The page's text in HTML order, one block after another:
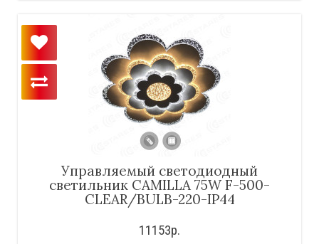
Управляемый светодиодный
светильник CAMILLA 75W F-500-
CLEAR/BULB-220-IP44
11153р.